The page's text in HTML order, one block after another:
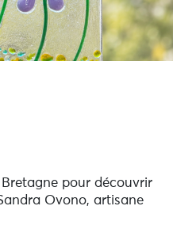
pour découvrir
Ovono, artisane